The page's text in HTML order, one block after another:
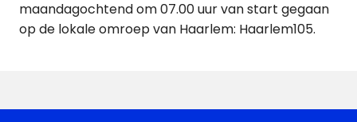
maandagochtend om 07.00 uur van start gegaan
op de lokale omroep van Haarlem: Haarlem105.